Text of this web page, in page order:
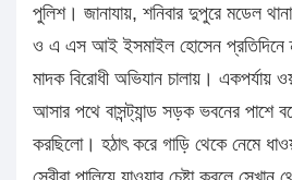
পুলিশ। জানাযায়, শনিবার দুপুরে মডেল
ও এ এস আই ইসমাইল হোসেন প্রতিদিনে
মাদক বিরোধী অভিযান চালায়। একপর্যায়
আসার পথে বাসন্ট্যান্ড সড়ক ভবনের পাশে
করছিলো। হঠাৎ করে গাড়ি থেকে নেমে